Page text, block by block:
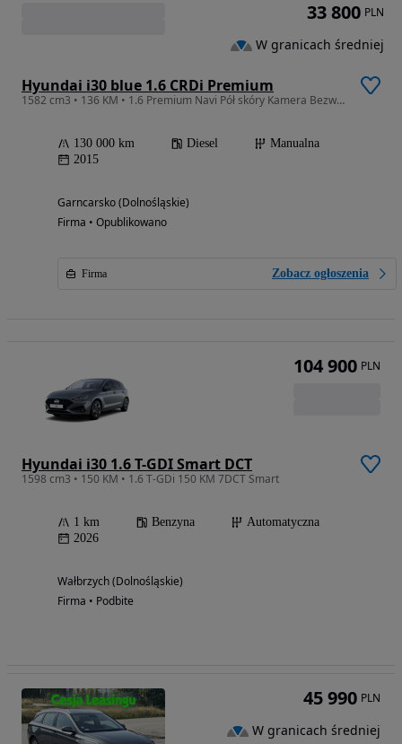
Hyundai i30 blue 1.6 CRDi Premium
1582 cm3 • 136 KM • 1.6 Premium Navi Pół skóry Kamera Bezwypadek
130 000 km Diesel
Manualna
2015
Garncarsko (Dolnośląskie)
Firma • Opublikowano
Firma Zobacz ogłoszenia
33 800 PLN
W granicach średniej
Hyundai i30 1.6 T-GDI Smart DCT
1598 cm3 • 150 KM • 1.6 T-GDi 150 KM 7DCT Smart
1 km Benzyna
Automatyczna
2026
Wałbrzych (Dolnośląskie)
Firma • Podbite
104 900 PLN
45 990 PLN
W granicach średniej